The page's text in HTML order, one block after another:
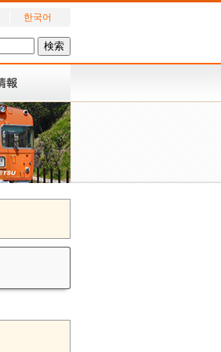
한국어